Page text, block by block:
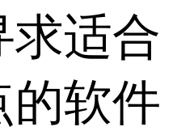
求适合
的软件